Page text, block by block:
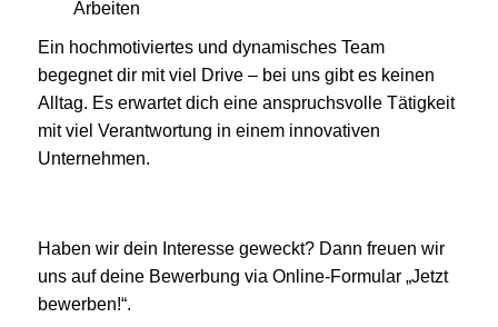
Arbeiten
Ein hochmotiviertes und dynamisches Team
begegnet dir mit viel Drive – bei uns gibt es keinen
Alltag. Es erwartet dich eine anspruchsvolle Tätigkeit
mit viel Verantwortung in einem innovativen
Unternehmen.
Haben wir dein Interesse geweckt? Dann freuen wir
uns auf deine Bewerbung via Online-Formular „Jetzt
bewerben!“.